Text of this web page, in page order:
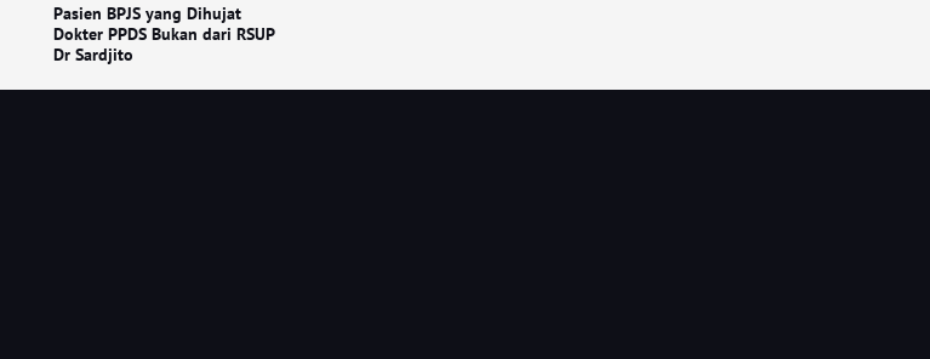
Pasien BPJS yang Dihujat
Dokter PPDS Bukan dari RSUP
Dr Sardjito